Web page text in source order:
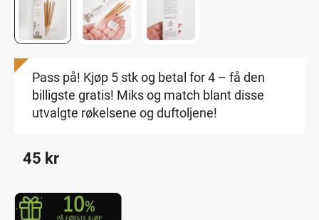
Pass på! Kjøp 5 stk og betal for 4 – få den
billigste gratis! Miks og match blant disse
utvalgte røkelsene og duftoljene!
45 kr